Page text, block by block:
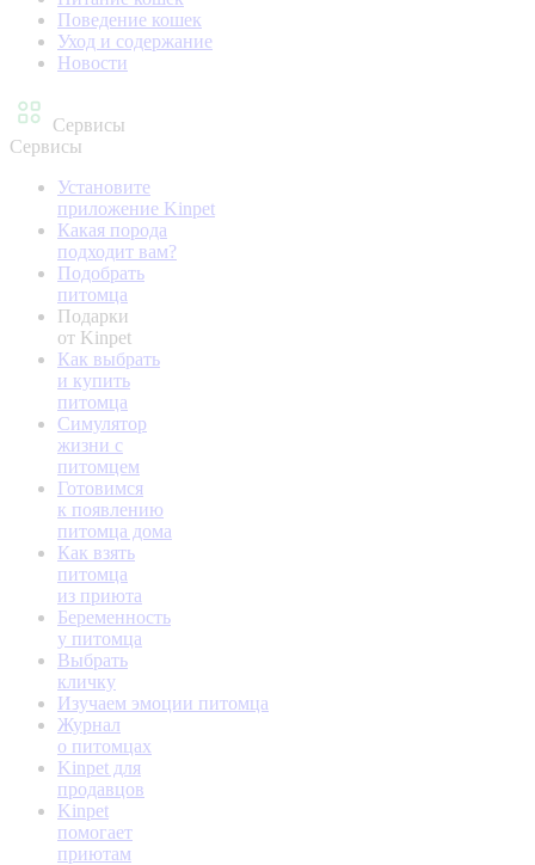
Поведение кошек
Уход и содержание
Новости
Сервисы
Сервисы
Установите
приложение Kinpet
Какая порода
подходит вам?
Подобрать
питомца
Подарки
от Kinpet
Как выбрать
и купить
питомца
Симулятор
жизни с
питомцем
Готовимся
к появлению
питомца дома
Как взять
питомца
из приюта
Беременность
у питомца
Выбрать
кличку
Изучаем эмоции питомца
Журнал
о питомцах
Kinpet для
продавцов
Kinpet
помогает
приютам